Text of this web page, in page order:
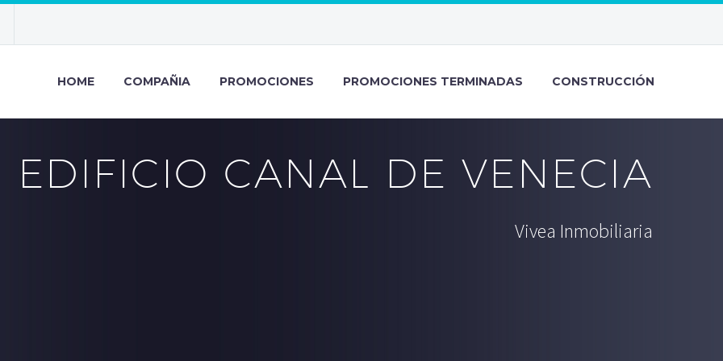
HOME COMPAÑIA PROMOCIONES PROMOCIONES TERMINADAS CONSTRUCCIÓN
EDIFICIO CANAL DE VENECIA
Vivea Inmobiliaria